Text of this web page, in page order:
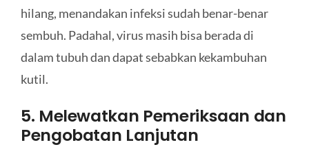
hilang, menandakan infeksi sudah benar-benar
sembuh. Padahal, virus masih bisa berada di
dalam tubuh dan dapat sebabkan kekambuhan
kutil.
5. Melewatkan Pemeriksaan dan
Pengobatan Lanjutan